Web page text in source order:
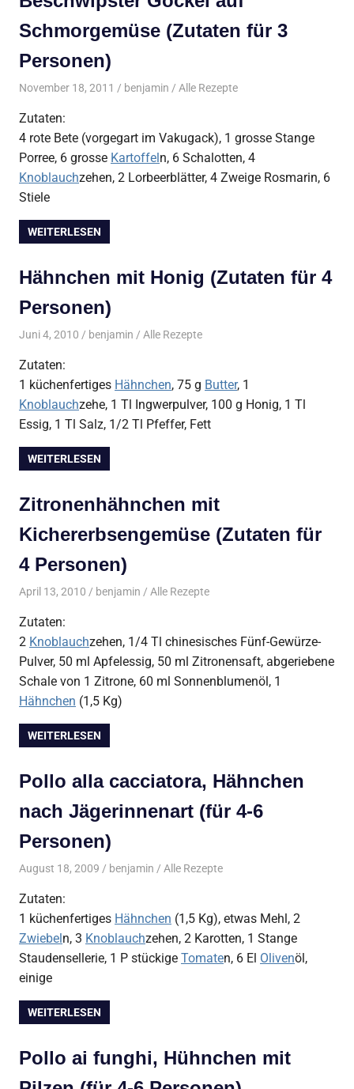
Schmorgemüse (Zutaten für 3
Personen)
November 18, 2011 benjamin Alle Rezepte
Zutaten:
4 rote Bete (vorgegart im Vakugack), 1 grosse Stange
Porree, 6 grosse Kartoffeln, 6 Schalotten, 4
Knoblauchzehen, 2 Lorbeerblätter, 4 Zweige Rosmarin, 6
Stiele
WEITERLESEN
Hähnchen mit Honig (Zutaten für 4
Personen)
Juni 4, 2010 benjamin Alle Rezepte
Zutaten:
1 küchenfertiges Hähnchen, 75 g Butter, 1
Knoblauchzehe, 1 Tl Ingwerpulver, 100 g Honig, 1 Tl
Essig, 1 Tl Salz, 1/2 Tl Pfeffer, Fett
WEITERLESEN
Zitronenhähnchen mit
Kichererbsengemüse (Zutaten für
4 Personen)
April 13, 2010 benjamin Alle Rezepte
Zutaten:
2 Knoblauchzehen, 1/4 Tl chinesisches Fünf-Gewürze-
Pulver, 50 ml Apfelessig, 50 ml Zitronensaft, abgeriebene
Schale von 1 Zitrone, 60 ml Sonnenblumenöl, 1
Hähnchen (1,5 Kg)
WEITERLESEN
Pollo alla cacciatora, Hähnchen
nach Jägerinnenart (für 4-6
Personen)
August 18, 2009 benjamin Alle Rezepte
Zutaten:
1 küchenfertiges Hähnchen (1,5 Kg), etwas Mehl, 2
Zwiebeln, 3 Knoblauchzehen, 2 Karotten, 1 Stange
Staudensellerie, 1 P stückige Tomaten, 6 El Olivenöl,
einige
WEITERLESEN
Pollo ai funghi, Hühnchen mit